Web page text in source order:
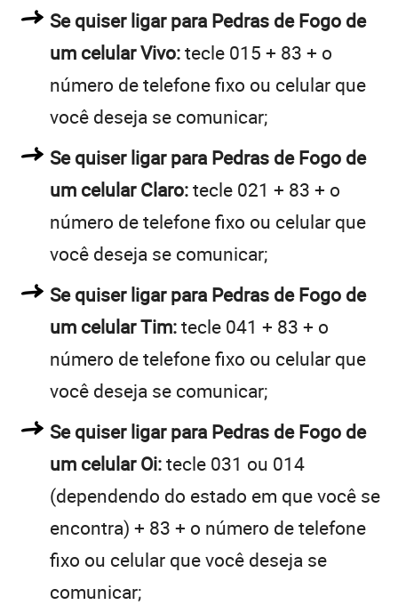
Se quiser ligar para Pedras de Fogo de
um celular Vivo:tecle 015 + 83 + o
número de telefone fixo ou celular que
você deseja se comunicar;
Se quiser ligar para Pedras de Fogo de
um celular Claro:tecle 021 + 83 + o
número de telefone fixo ou celular que
você deseja se comunicar;
Se quiser ligar para Pedras de Fogo de
um celular Tim:tecle 041 + 83 + o
número de telefone fixo ou celular que
você deseja se comunicar;
Se quiser ligar para Pedras de Fogo de
um celular Oi:tecle 031 ou 014
(dependendo do estado em que você se
encontra) + 83 + o número de telefone
fixo ou celular que você deseja se
comunicar;